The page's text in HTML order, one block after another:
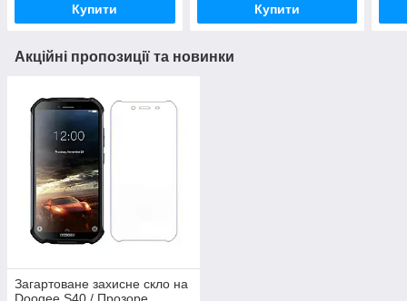
Купити Купити
Акційні пропозиції та новинки
Загартоване захисне скло на